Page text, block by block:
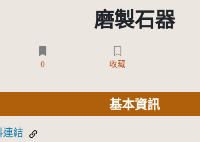
磨製石器
0 收藏
基本資訊
連結